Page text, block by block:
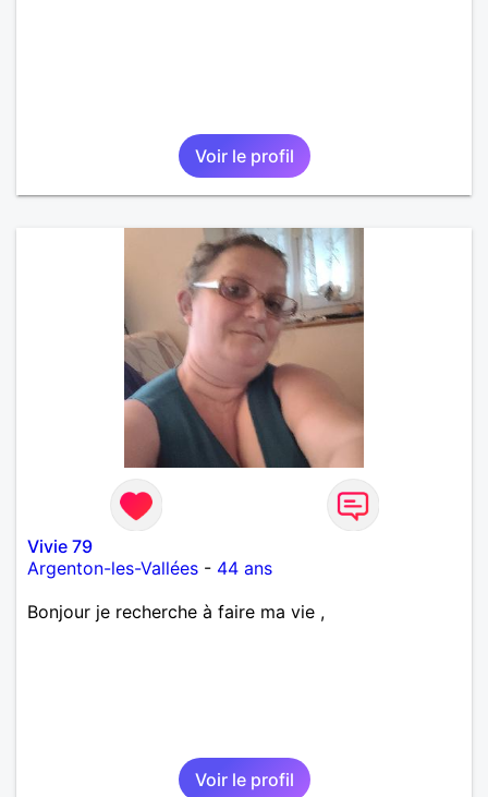
Voir le profil
Vivie 79
Argenton-les-Vallées - 44 ans
Bonjour je recherche à faire ma vie ,
Voir le profil